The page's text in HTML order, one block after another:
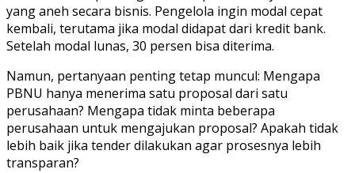
yang aneh secara bisnis. Pengelola ingin modal cepat
kembali, terutama jika modal didapat dari kredit bank.
Setelah modal lunas, 30 persen bisa diterima.
Namun, pertanyaan penting tetap muncul: Mengapa
PBNU hanya menerima satu proposal dari satu
perusahaan? Mengapa tidak minta beberapa
perusahaan untuk mengajukan proposal? Apakah tidak
lebih baik jika tender dilakukan agar prosesnya lebih
transparan?